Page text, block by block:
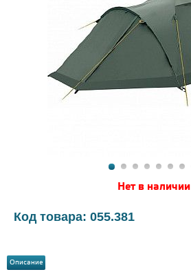
Нет в наличии
Код товара: 055.381
Описание